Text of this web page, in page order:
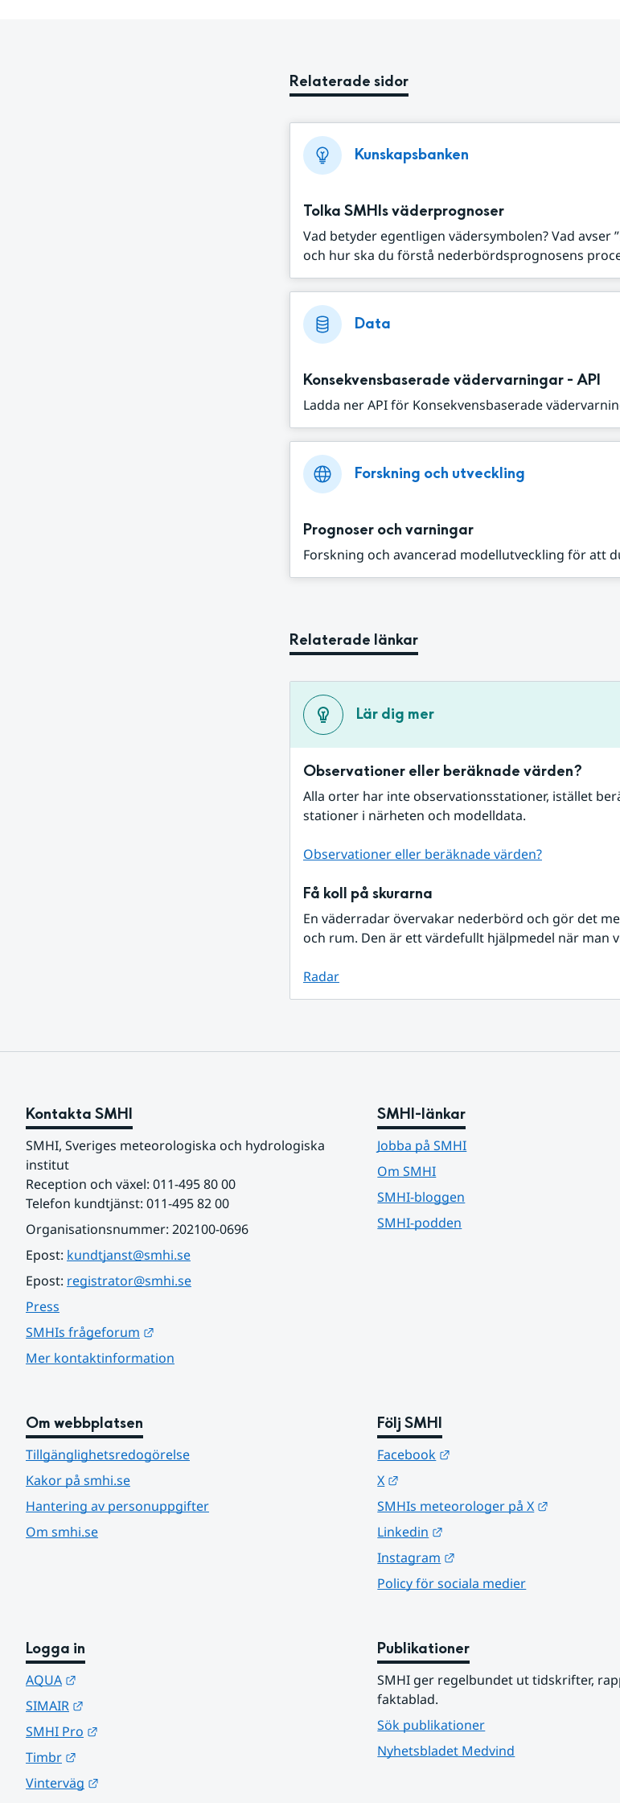
Relaterade sidor
Kunskapsbanken
Tolka SMHIs väderprognoser
Vad betyder egentligen vädersymbolen? Vad avser
och hur ska du förstå nederbördsprognosens
Data
Konsekvensbaserade vädervarningar - API
Ladda ner API för Konsekvensbaserade
Forskning och utveckling
Prognoser och varningar
Forskning och avancerad modellutveckling för att
Relaterade länkar
Lär dig mer
Observationer eller beräknade värden?
Alla orter har inte observationsstationer, istället
stationer i närheten och modelldata.
Observationer eller beräknade värden?
Få koll på skurarna
En väderradar övervakar nederbörd och gör det
och rum. Den är ett värdefullt hjälpmedel när man
Radar
Kontakta SMHI
SMHI, Sveriges meteorologiska och hydrologiska
institut
Reception och växel: 011-495 80 00
Telefon kundtjänst: 011-495 82 00
Organisationsnummer: 202100-0696
Epost: kundtjanst@smhi.se
Epost: registrator@smhi.se
Press
SMHIs frågeforum
Mer kontaktinformation
SMHI-länkar
Jobba på SMHI
Om SMHI
SMHI-bloggen
SMHI-podden
Om webbplatsen
Tillgänglighetsredogörelse
Kakor på smhi.se
Hantering av personuppgifter
Om smhi.se
Följ SMHI
Facebook
X
SMHIs meteorologer på X
Linkedin
Instagram
Policy för sociala medier
Logga in
AQUA
SIMAIR
SMHI Pro
Timbr
Vinterväg
Publikationer
SMHI ger regelbundet ut tidskrifter,
faktablad.
Sök publikationer
Nyhetsbladet Medvind